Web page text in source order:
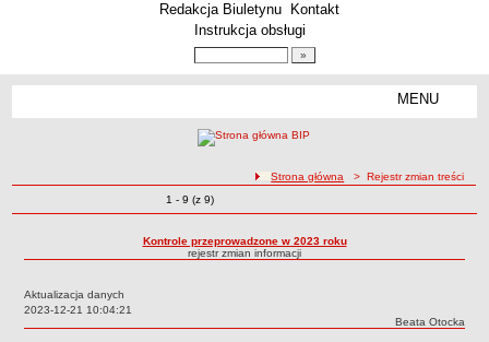
Redakcja Biuletynu
Kontakt
Instrukcja obsługi
MENU
Techniczne Zakłady Naukowe
PRZEDSZKOLA
ARCHIWUM SZKÓŁ I PLACÓWEK
Zlikwidowane gimnazja
ścieżka nawigacji
Strona główna > Rejestr zmian treści
Zmiany o pozycjach
1 - 9 (z 9)
Kontrole przeprowadzone w 2023 roku
rejestr zmian informacji
Aktualizacja danych
Data:
2023-12-21 10:04:21
Autor:
Beata Otocka